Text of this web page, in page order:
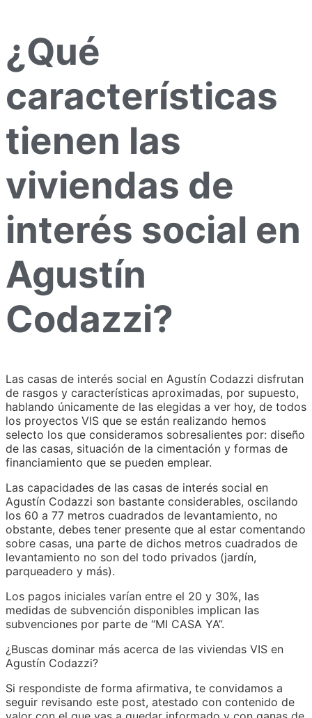
¿Qué
características
tienen las
viviendas de
interés social en
Agustín
Codazzi?
Las casas de interés social en Agustín Codazzi disfrutan
de rasgos y características aproximadas, por supuesto,
hablando únicamente de las elegidas a ver hoy, de todos
los proyectos VIS que se están realizando hemos
selecto los que consideramos sobresalientes por: diseño
de las casas, situación de la cimentación y formas de
financiamiento que se pueden emplear.
Las capacidades de las casas de interés social en
Agustín Codazzi son bastante considerables, oscilando
los 60 a 77 metros cuadrados de levantamiento, no
obstante, debes tener presente que al estar comentando
sobre casas, una parte de dichos metros cuadrados de
levantamiento no son del todo privados (jardín,
parqueadero y más).
Los pagos iniciales varían entre el 20 y 30%, las
medidas de subvención disponibles implican las
subvenciones por parte de “MI CASA YA”.
¿Buscas dominar más acerca de las viviendas VIS en
Agustín Codazzi?
Si respondiste de forma afirmativa, te convidamos a
seguir revisando este post, atestado con contenido de